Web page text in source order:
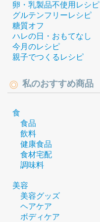
卵・乳製品不使用レシピ
グルテンフリーレシピ
糖質オフ
ハレの日・おもてなし
今月のレシピ
親子でつくるレシピ
私のおすすめ商品
食
食品
飲料
健康食品
食材宅配
調味料
美容
美容グッズ
ヘアケア
ボディケア